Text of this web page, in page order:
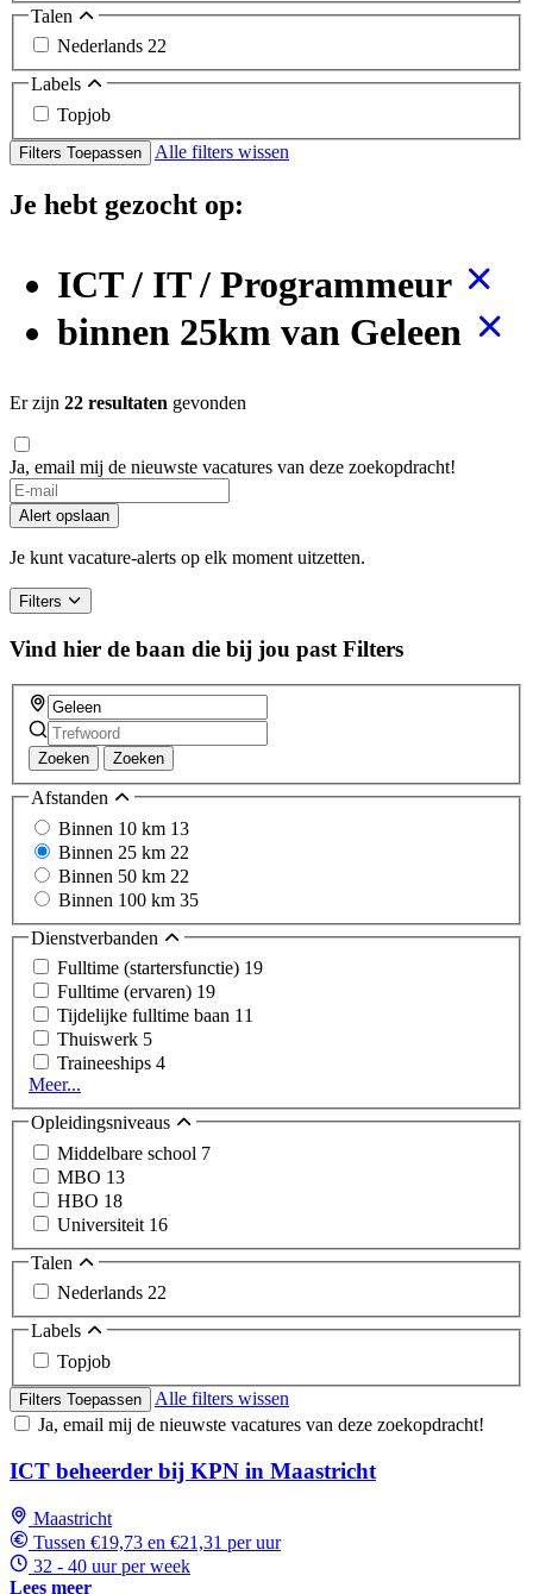
Talen
Nederlands 22
Labels
Topjob
Filters Toepassen Alle filters wissen
Je hebt gezocht op:
ICT / IT / Programmeur
binnen 25km van Geleen
Er zijn 22 resultaten gevonden
Ja, email mij de nieuwste vacatures van deze zoekopdracht!
Alert opslaan
Je kunt vacature-alerts op elk moment uitzetten.
Filters
Vind hier de baan die bij jou past Filters
Zoeken Zoeken
Afstanden
Binnen 10 km 13
Binnen 25 km 22
Binnen 50 km 22
Binnen 100 km 35
Dienstverbanden
Fulltime (startersfunctie) 19
Fulltime (ervaren) 19
Tijdelijke fulltime baan 11
Thuiswerk 5
Traineeships 4
Meer...
Opleidingsniveaus
Middelbare school 7
MBO 13
HBO 18
Universiteit 16
Talen
Nederlands 22
Labels
Topjob
Filters Toepassen
Alle filters wissen
Ja, email mij de nieuwste vacatures van deze zoekopdracht!
ICT beheerder bij KPN in Maastricht
Maastricht
Tussen €19,73 en €21,31 per uur
32 - 40 uur per week
Lees meer